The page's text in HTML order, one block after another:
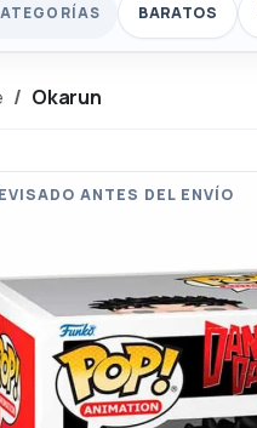
BARATOS
Okarun